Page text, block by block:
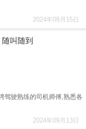
2024年09月15日
叫随到
驾驶熟练的司机师傅,熟悉各
2024年09月13日